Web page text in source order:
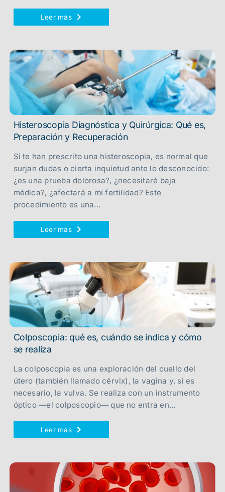
Leer más
Histeroscopia Diagnóstica y Quirúrgica: Qué es,
Preparación y Recuperación
Si te han prescrito una histeroscopia, es normal que
surjan dudas o cierta inquietud ante lo desconocido:
¿es una prueba dolorosa?, ¿necesitaré baja
médica?, ¿afectará a mi fertilidad? Este
procedimiento es una...
Leer más
Colposcopia: qué es, cuándo se indica y cómo
se realiza
La colposcopia es una exploración del cuello del
útero (también llamado cérvix), la vagina y, si es
necesario, la vulva. Se realiza con un instrumento
óptico —el colposcopio— que no entra en...
Leer más